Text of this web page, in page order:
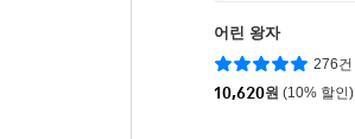
어린 왕자
276건
10,620원 (10% 할인)